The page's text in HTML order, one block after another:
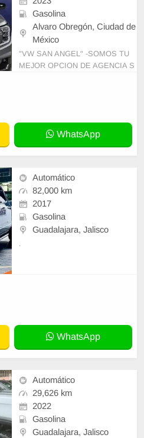
Gasolina
Alvaro Obregón, Ciudad de
México
"VW SAN ANGEL" -SOMOS TU
MEJOR OPCION DE AGENCIA S
WhatsApp
Automático
82,000 km
2017
Gasolina
Guadalajara, Jalisco
.
WhatsApp
Automático
29,626 km
2022
Gasolina
Guadalajara, Jalisco